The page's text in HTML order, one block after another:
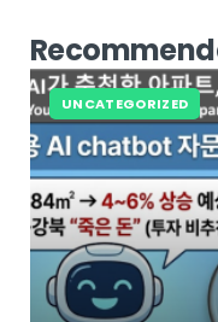
UNCATEGORIZED